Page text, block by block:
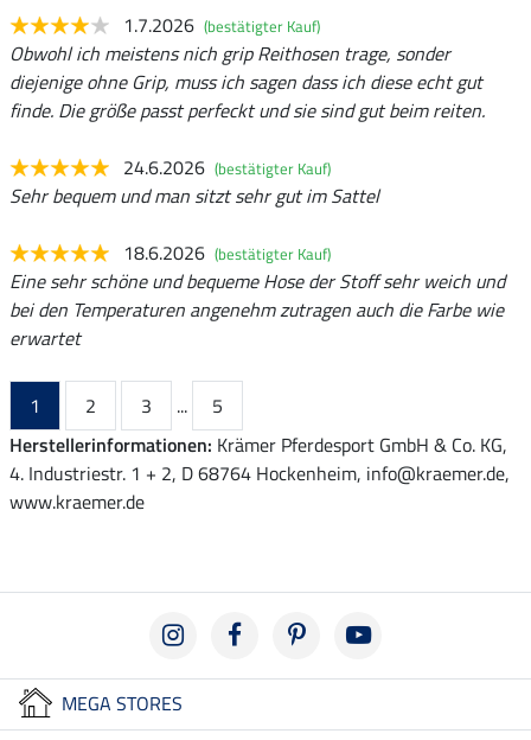
1.7.2026 (bestätigter Kauf)
Obwohl ich meistens nich grip Reithosen trage, sonder
diejenige ohne Grip, muss ich sagen dass ich diese echt gut
finde. Die größe passt perfeckt und sie sind gut beim reiten.
24.6.2026 (bestätigter Kauf)
Sehr bequem und man sitzt sehr gut im Sattel
18.6.2026 (bestätigter Kauf)
Eine sehr schöne und bequeme Hose der Stoff sehr weich und
bei den Temperaturen angenehm zutragen auch die Farbe wie
erwartet
1 2 3 ...
5
Herstellerinformationen: Krämer Pferdesport GmbH & Co. KG,
4. Industriestr. 1 + 2, D 68764 Hockenheim, info@kraemer.de,
www.kraemer.de
MEGA STORES